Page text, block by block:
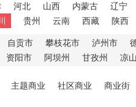
河北 山西 内蒙古
辽宁
贵州 云南 西藏 陕西
自贡市 攀枝花市 泸州市
资阳市 阿坝州 甘孜州 凉
主题商业 社区商业 商业街